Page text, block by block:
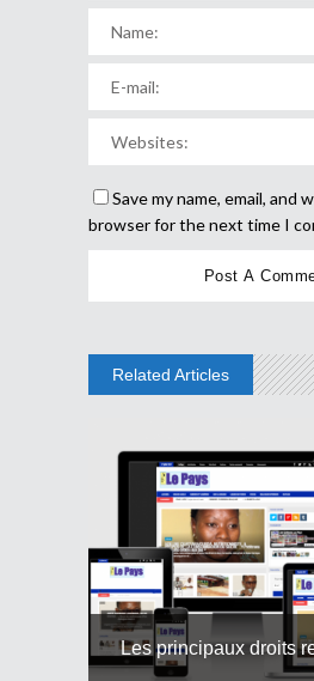
Save my name, email, and
browser for the next time I
Related Articles
Les principaux droits